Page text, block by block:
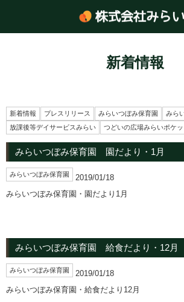
新着情報
新着情報 プレスリリース みらいつぼみ保育園
みら
放課後等デイサービスみらい
つどいの広場みらいポケッ
みらいつぼみ保育園 園だより・1月
みらいつぼみ保育園
2019/01/18
みらいつぼみ保育園・園だより1月
みらいつぼみ保育園 給食だより・12月
みらいつぼみ保育園
2019/01/18
みらいつぼみ保育園・給食だより12月